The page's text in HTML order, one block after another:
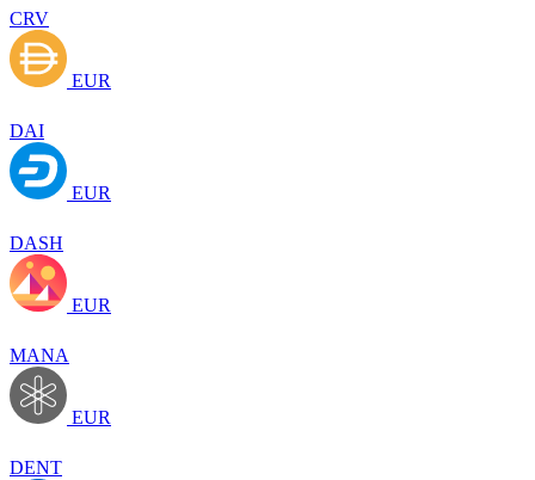
CRV
EUR
DAI
EUR
DASH
EUR
MANA
EUR
DENT